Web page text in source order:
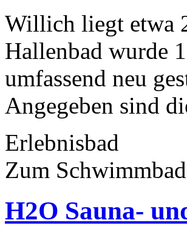
Willich liegt etwa
Hallenbad wurde
umfassend neu
Angegeben sind
Erlebnisbad
Zum
H2O Sauna-